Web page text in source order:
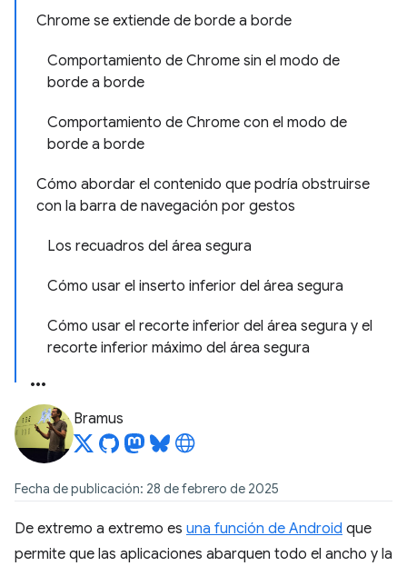
Chrome se extiende de borde a borde
Comportamiento de Chrome sin el modo de
borde a borde
Comportamiento de Chrome con el modo de
borde a borde
Cómo abordar el contenido que podría obstruirse
con la barra de navegación por gestos
Los recuadros del área segura
Cómo usar el inserto inferior del área segura
Cómo usar el recorte inferior del área segura y el
recorte inferior máximo del área segura
Bramus
Fecha de publicación: 28 de febrero de 2025
De extremo a extremo es una función de Android que
permite que las aplicaciones abarquen todo el ancho y la